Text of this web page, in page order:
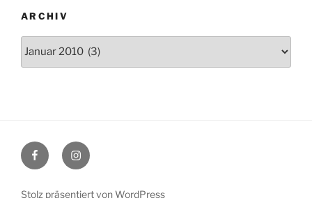
ARCHIV
FacebookInstagram
Stolz präsentiert von WordPress